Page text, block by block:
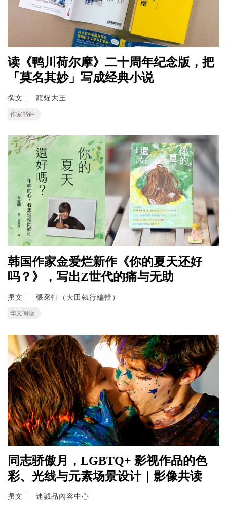
读《鸭川荷尔摩》二十周年纪念版，把
「莫名其妙」写成经典小说
撰文 龍貓大王
作家书评
韩国作家金爱烂新作《你的夏天还好
吗？》，写出Z世代的痛与无助
撰文 張采軒（大田執行編輯）
华文阅读
同志骄傲月，LGBTQ+ 影视作品的色
彩、光线与元素场景设计｜影像共读
撰文 迷誠品內容中心